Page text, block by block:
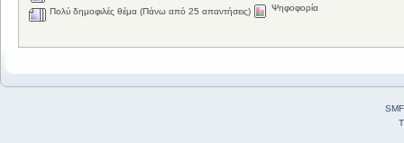
Πολύ δημοφιλές θέμα (Πάνω από 25 απαντήσεις) Ψηφοφορία